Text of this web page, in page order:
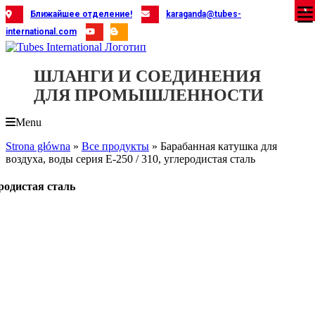
Skip
to
content
Ближайшее отделение!
karaganda@tubes-
international.com
ШЛАНГИ И СОЕДИНЕНИЯ
ДЛЯ ПРОМЫШЛЕННОСТИ
Menu
Strona główna » Все продукты » Барабанная катушка для
воздуха, воды серия E-250 / 310, углеродистая сталь
сталь
X
X
X
X
X
X
X
X
X
X
X
X
X
X
X
X
X
X
X